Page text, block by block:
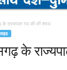
के राज्यपाल पद की ली शपथ
के